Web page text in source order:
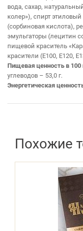
вода, сахар,
колер»), спирт
(сорбиновая кислота),
эмульгаторы (лецитин
пищевой краситель
красители (Е100, Е120,
Пищевая ценность в 100
углеводов – 53,0 г.
Энергетическая
Похожие